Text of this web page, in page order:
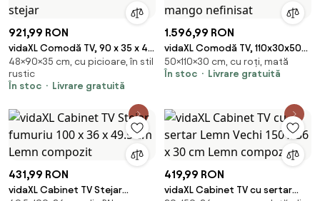
921,99 RON
vidaXL Comodă TV, 90 x 35 x 48
cm, lemn masiv de stejar
48×90×35 cm, cu picioare, în stil
rustic
În stoc
Livrare gratuită
1.596,99 RON
vidaXL Comodă TV, 110x30x50
cm, lemn de mango nefinisat
50×110×30 cm, cu roți, mată
În stoc
Livrare gratuită
431,99 RON
vidaXL Cabinet TV Stejar
419,99 RON
vidaXL Cabinet TV cu sertar